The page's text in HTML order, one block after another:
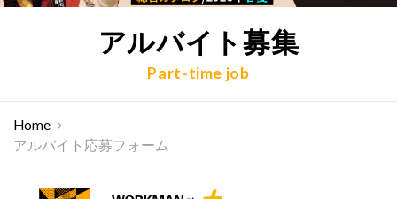
アルバイト募集
Part-time job
Home
アルバイト応募フォーム